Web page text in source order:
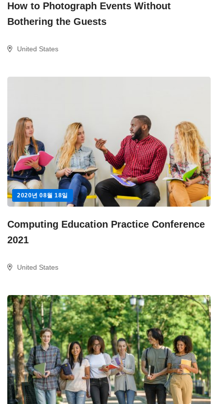
How to Photograph Events Without
Bothering the Guests
United States
2020년 08월 18일
Computing Education Practice Conference
2021
United States